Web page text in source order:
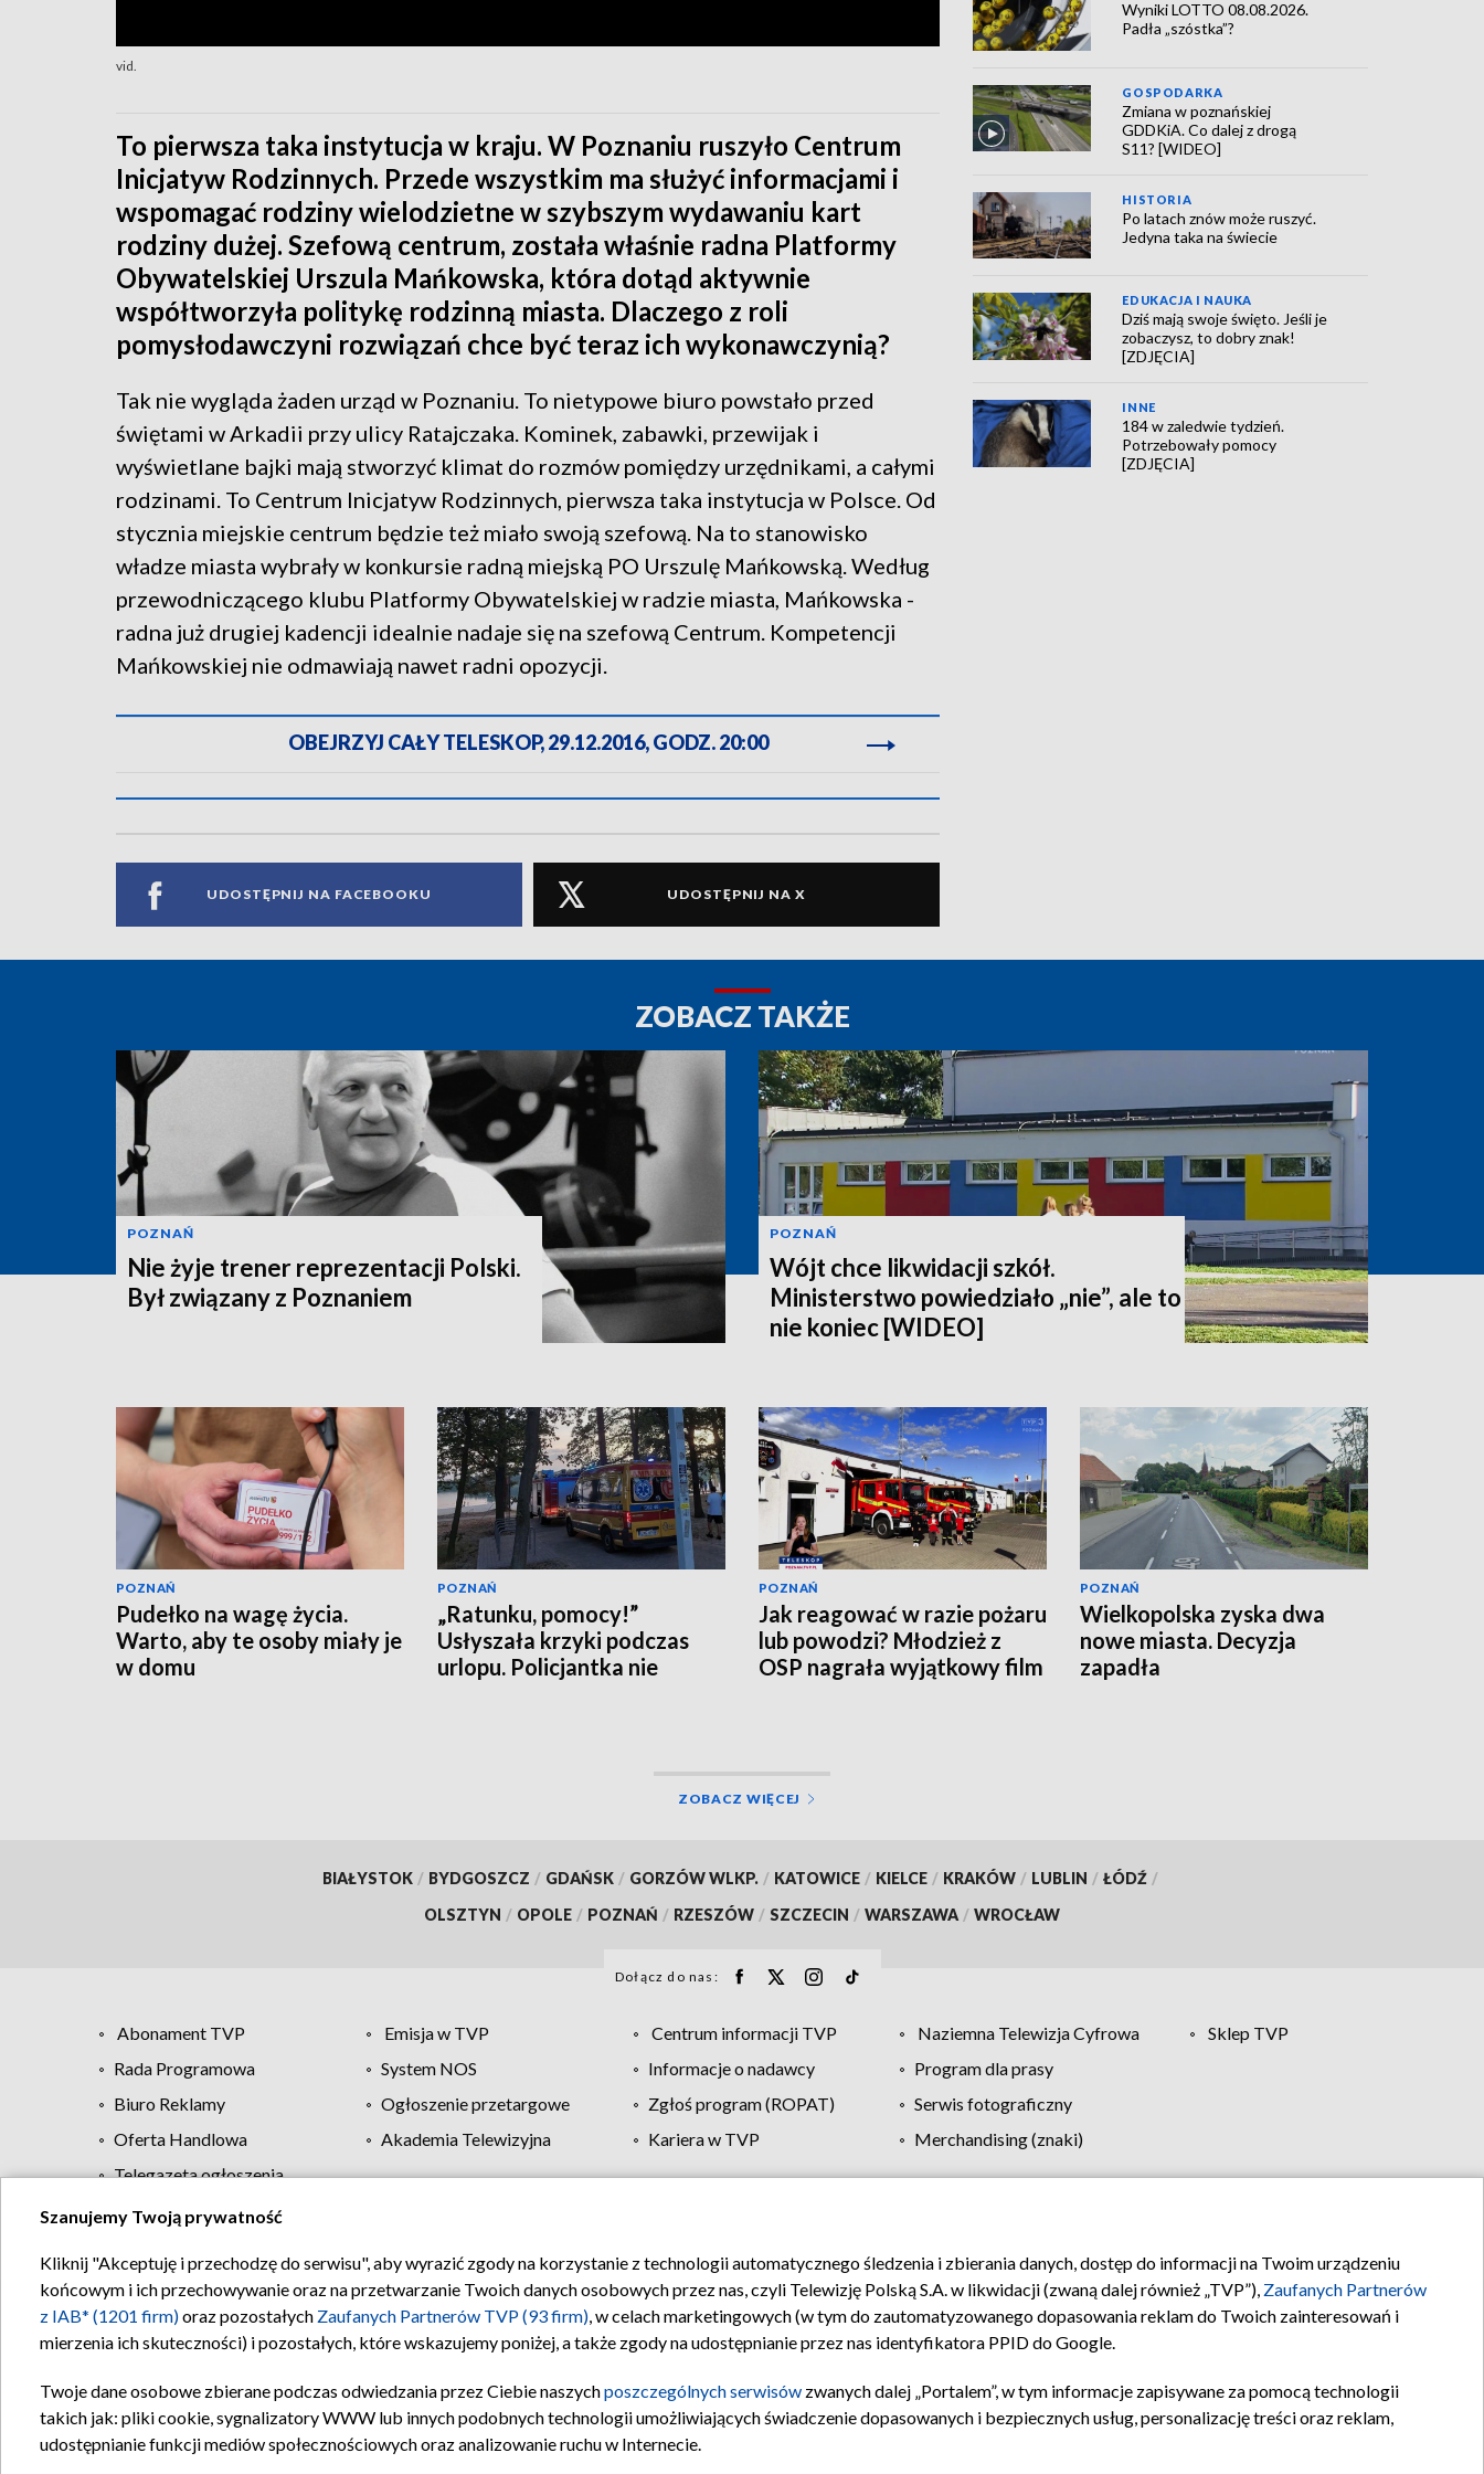
vid.
To pierwsza taka instytucja w kraju. W Poznaniu ruszyło Centrum
Inicjatyw Rodzinnych. Przede wszystkim ma służyć informacjami i
wspomagać rodziny wielodzietne w szybszym wydawaniu kart
rodziny dużej. Szefową centrum, została właśnie radna Platformy
Obywatelskiej Urszula Mańkowska, która dotąd aktywnie
współtworzyła politykę rodzinną miasta. Dlaczego z roli
pomysłodawczyni rozwiązań chce być teraz ich wykonawczynią?
Tak nie wygląda żaden urząd w Poznaniu. To nietypowe biuro powstało przed
świętami w Arkadii przy ulicy Ratajczaka. Kominek, zabawki, przewijak i
wyświetlane bajki mają stworzyć klimat do rozmów pomiędzy urzędnikami, a całymi
rodzinami. To Centrum Inicjatyw Rodzinnych, pierwsza taka instytucja w Polsce. Od
stycznia miejskie centrum będzie też miało swoją szefową. Na to stanowisko
władze miasta wybrały w konkursie radną miejską PO Urszulę Mańkowską. Według
przewodniczącego klubu Platformy Obywatelskiej w radzie miasta, Mańkowska -
radna już drugiej kadencji idealnie nadaje się na szefową Centrum. Kompetencji
Mańkowskiej nie odmawiają nawet radni opozycji.
OBEJRZYJ CAŁY TELESKOP, 29.12.2016, GODZ. 20:00
UDOSTĘPNIJ NA FACEBOOKU UDOSTĘPNIJ NA X
Wyniki LOTTO 08.08.2026.
Padła „szóstka”?
GOSPODARKA
Zmiana w poznańskiej
GDDKiA. Co dalej z drogą
S11? [WIDEO]
HISTORIA
Po latach znów może ruszyć.
Jedyna taka na świecie
EDUKACJA I NAUKA
Dziś mają swoje święto. Jeśli je
zobaczysz, to dobry znak!
[ZDJĘCIA]
INNE
184 w zaledwie tydzień.
Potrzebowały pomocy
[ZDJĘCIA]
ZOBACZ TAKŻE
POZNAŃ
Nie żyje trener reprezentacji Polski.
Był związany z Poznaniem
POZNAŃ
Wójt chce likwidacji szkół.
Ministerstwo powiedziało „nie”, ale to
nie koniec [WIDEO]
POZNAŃ
Pudełko na wagę życia.
Warto, aby te osoby miały je
w domu
POZNAŃ
„Ratunku, pomocy!”
Usłyszała krzyki podczas
urlopu. Policjantka nie
POZNAŃ
Jak reagować w razie pożaru
lub powodzi? Młodzież z
OSP nagrała wyjątkowy film
POZNAŃ
Wielkopolska zyska dwa
nowe miasta. Decyzja
zapadła
ZOBACZ WIĘCEJ
BIAŁYSTOK / BYDGOSZCZ / GDAŃSK / GORZÓW WLKP. / KATOWICE / KIELCE / KRAKÓW / LUBLIN / ŁÓDŹ /
OLSZTYN / OPOLE / POZNAŃ / RZESZÓW / SZCZECIN / WARSZAWA / WROCŁAW
Dołącz do nas:
Abonament TVP Emisja w TVP Centrum informacji TVP Naziemna Telewizja Cyfrowa
Sklep TVP
Rada Programowa
System NOS Informacje o nadawcy
Program dla prasy
Biuro Reklamy
Ogłoszenie przetargowe Zgłoś program (ROPAT)
Serwis fotograficzny
Oferta Handlowa
Akademia Telewizyjna Kariera w TVP
Merchandising (znaki)
Telegazeta ogłoszenia
Regulamin TVP Polityka prywatności Moje zgody Pomoc Biuro reklamy Kontakt
Szanujemy Twoją prywatność
Kliknij "Akceptuję i przechodzę do serwisu", aby wyrazić zgody na korzystanie z technologii automatycznego śledzenia i zbierania danych, dostęp do informacji na Twoim urządzeniu
końcowym i ich przechowywanie oraz na przetwarzanie Twoich danych osobowych przez nas, czyli Telewizję Polską S.A. w likwidacji (zwaną dalej również „TVP”), Zaufanych Partnerów
z IAB* (1201 firm)oraz pozostałych Zaufanych Partnerów TVP (93 firm), w celach marketingowych (w tym do zautomatyzowanego dopasowania reklam do Twoich zainteresowań i
mierzenia ich skuteczności) i pozostałych, które wskazujemy poniżej, a także zgody na udostępnianie przez nas identyfikatora PPID do Google.
Twoje dane osobowe zbierane podczas odwiedzania przez Ciebie naszychposzczególnych serwisów zwanych dalej „Portalem”, w tym informacje zapisywane za pomocą technologii
takich jak: pliki cookie, sygnalizatory WWW lub innych podobnych technologii umożliwiających świadczenie dopasowanych i bezpiecznych usług, personalizację treści oraz reklam,
udostępnianie funkcji mediów społecznościowych oraz analizowanie ruchu w Internecie.